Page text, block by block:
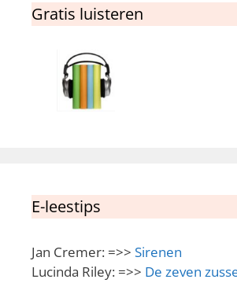
Gratis luisteren
E-leestips
Jan Cremer: =>> Sirenen
Lucinda Riley: =>> De zeven